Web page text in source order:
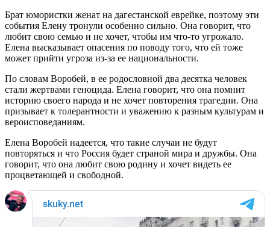
Брат юмористки женат на дагестанской еврейке, поэтому эти
события Елену тронули особенно сильно. Она говорит, что
любит свою семью и не хочет, чтобы им что-то угрожало.
Елена высказывает опасения по поводу того, что ей тоже
может прийти угроза из-за ее национальности.
По словам Воробей, в ее родословной два десятка человек
стали жертвами геноцида. Елена говорит, что она помнит
историю своего народа и не хочет повторения трагедии. Она
призывает к толерантности и уважению к разным культурам и
вероисповеданиям.
Елена Воробей надеется, что такие случаи не будут
повторяться и что Россия будет страной мира и дружбы. Она
говорит, что она любит свою родину и хочет видеть ее
процветающей и свободной.